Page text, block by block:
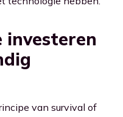
investeren
van survival of